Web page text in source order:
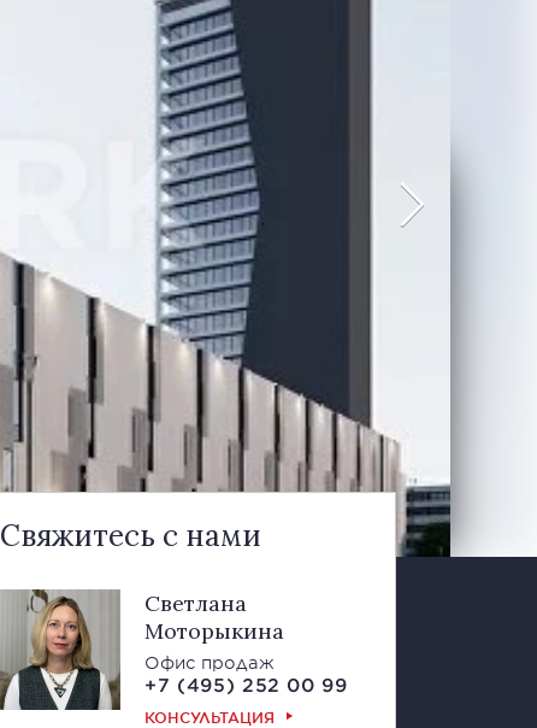
Свяжитесь с нами
Светлана
Моторыкина
Офис продаж
+7 (495) 252 00 99
КОНСУЛЬТАЦИЯ